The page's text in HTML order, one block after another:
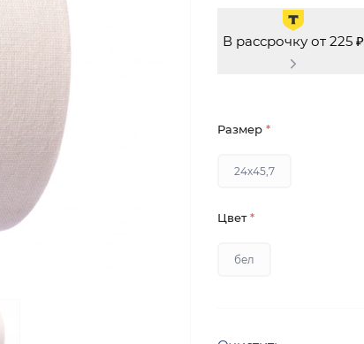
В рассрочку от 225 ₽
Размер *
24х45,7
Цвет*
бел